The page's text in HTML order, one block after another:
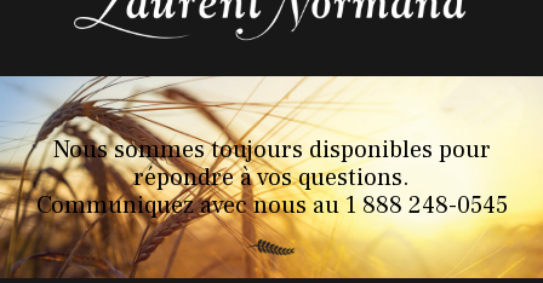
Nous sommes toujours disponibles pour
répondre à vos questions.
Communiquez avec nous au 1 888 248-0545